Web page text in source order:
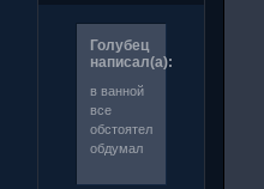
Голубец
написал(а):
в ванной
все
обстоятельно
обдумал